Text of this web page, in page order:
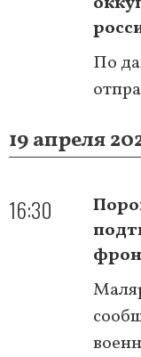
По
19 апреля
16:30